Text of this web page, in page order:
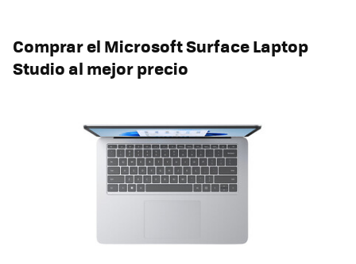
Comprar el Microsoft Surface Laptop
Studio al mejor precio